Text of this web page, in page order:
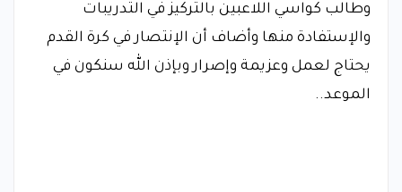
وطالب كواسي اللاعبين بالتركيز في التدريبات
والإستفادة منها وأضاف أن الإنتصار في كرة القدم
يحتاج لعمل وعزيمة وإصرار وبإذن الله سنكون في
الموعد..